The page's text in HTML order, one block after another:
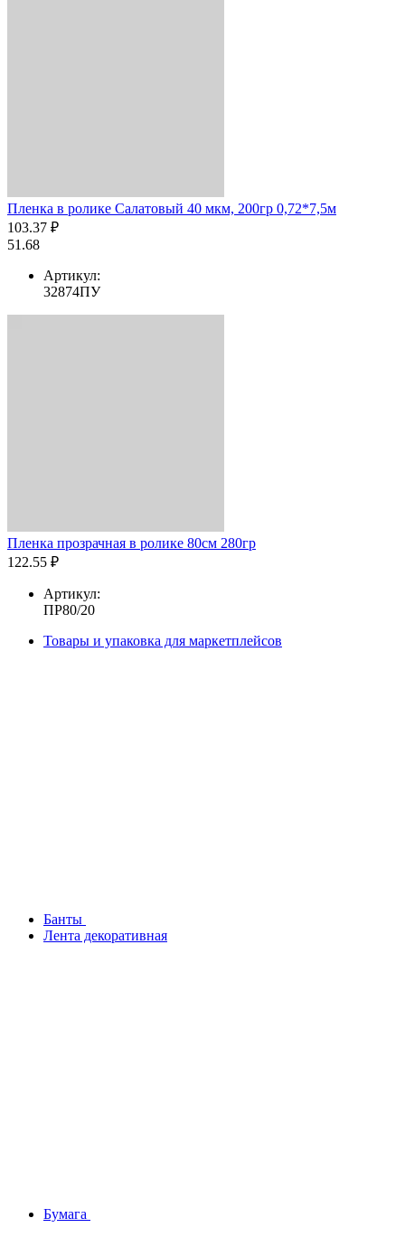
Пленка в ролике Салатовый 40 мкм, 200гр 0,72*7,5м
103.37 ₽
51.68
Артикул:
32874ПУ
Пленка прозрачная в ролике 80см 280гр
122.55 ₽
Артикул:
ПР80/20
Товары и упаковка для маркетплейсов
Банты
Лента декоративная
Бумага